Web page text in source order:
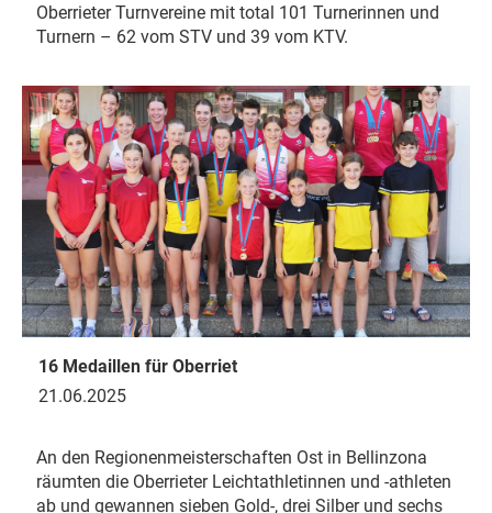
Oberrieter Turnvereine mit total 101 Turnerinnen und
Turnern – 62 vom STV und 39 vom KTV.
16 Medaillen für Oberriet
21.06.2025
An den Regionenmeisterschaften Ost in Bellinzona
räumten die Oberrieter Leichtathletinnen und -athleten
ab und gewannen sieben Gold-, drei Silber und sechs